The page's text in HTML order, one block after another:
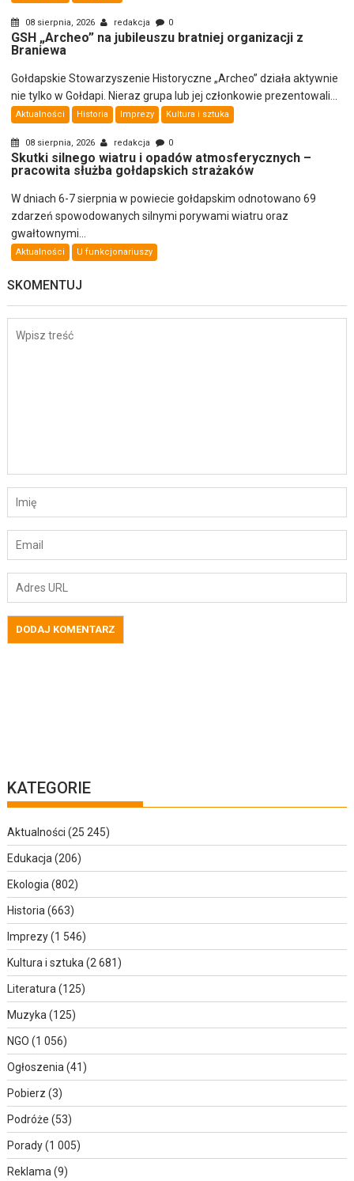
08 sierpnia, 2026 redakcja 0
GSH „Archeo” na jubileuszu bratniej organizacji z
Braniewa
Gołdapskie Stowarzyszenie Historyczne „Archeo” działa aktywnie
nie tylko w Gołdapi. Nieraz grupa lub jej członkowie prezentowali...
Aktualności Historia Imprezy Kultura i sztuka
08 sierpnia, 2026 redakcja 0
Skutki silnego wiatru i opadów atmosferycznych –
pracowita służba gołdapskich strażaków
W dniach 6-7 sierpnia w powiecie gołdapskim odnotowano 69
zdarzeń spowodowanych silnymi porywami wiatru oraz
gwałtownymi...
Aktualności U funkcjonariuszy
SKOMENTUJ
KATEGORIE
Aktualności (25 245)
Edukacja (206)
Ekologia (802)
Historia (663)
Imprezy(1 546)
Kultura i sztuka (2 681)
Literatura (125)
Muzyka (125)
NGO (1 056)
Ogłoszenia (41)
Pobierz (3)
Podróże (53)
Porady(1 005)
Reklama (9)